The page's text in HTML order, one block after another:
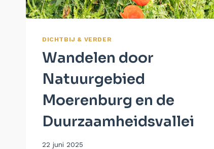
DICHTBIJ & VERDER
Wandelen door
Natuurgebied
Moerenburg en de
Duurzaamheidsvallei
Door
22 juni 2025